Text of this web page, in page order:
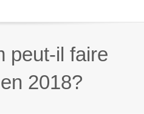
peut-il faire
2018?